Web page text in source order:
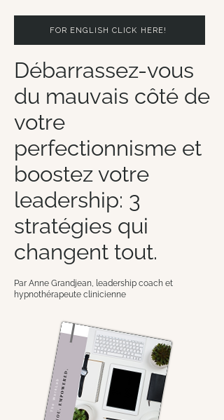
FOR ENGLISH CLICK HERE!
Débarrassez-vous
du mauvais côté de
votre
perfectionnisme et
boostez votre
leadership: 3
stratégies qui
changent tout.
Par Anne Grandjean, leadership coach et
hypnothérapeute clinicienne